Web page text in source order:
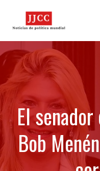
El
Bob